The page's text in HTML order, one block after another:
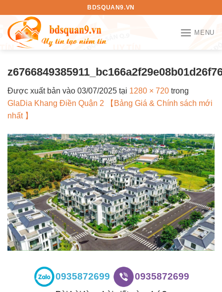
nội
dung
BDSQUAN9.VN
MENU
Được xuất bản vào 03/07/2025 tại 1280 × 720 trong
GlaDia Khang Điền Quận 2 【Bảng Giá & Chính sách mới
nhất 】
0935872699 0935872699